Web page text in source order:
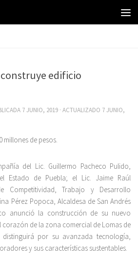
edificio
7 JUNIO, 2019 · ACTUALIZADO 7 JUNIO,
millones de pesos.
del Lic. Guillermo Pacheco Pulido,
Estado de Puebla; el Lic. Jaime Raúl
Competitividad, Trabajo y Desarrollo
Pérez Popoca, Alcaldesa de San Andrés
anunció la construcción de su nuevo
de la zona comercial de Lomas de
por su avanzada tecnología,
y sus características sustentables.